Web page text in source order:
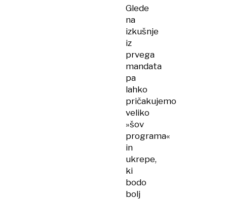
Glede
na
izkušnje
iz
prvega
mandata
pa
lahko
pričakujemo
veliko
»šov
programa«
in
ukrepe,
ki
bodo
bolj